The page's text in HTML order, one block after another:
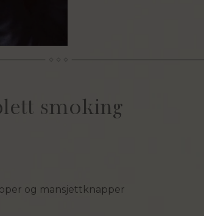
smoking
og mansjettknapper